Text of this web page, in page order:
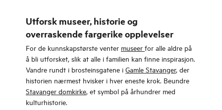
Utforsk museer, historie og
overraskende fargerike opplevelser
For de kunnskapstørste venter museer for alle aldre på
å bli utforsket, slik at alle i familien kan finne inspirasjon.
Vandre rundt i brosteinsgatene i Gamle Stavanger, der
historien nærmest hvisker i hver eneste krok. Beundre
Stavanger domkirke, et symbol på århundrer med
kulturhistorie.